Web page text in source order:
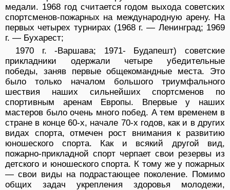
медали. 1968 год считается годом выхода советских
спортсменов-пожарных на международную арену. На
первых четырех турнирах (1968 г. — Ленинград; 1969
г. — Бухарест;
1970 г. -Варшава; 1971- Будапешт) советские
прикладники одержали четыре убедительные
победы, заняв первые общекомандные места. Это
было только началом большого триумфального
шествия наших сильнейших спортсменов по
спортивным аренам Европы. Впервые у наших
мастеров было очень много побед. А тем временем в
стране в конце 60-х, начале 70-х годов, как и в других
видах спорта, отмечен рост внимания к развитию
юношеского спорта. Как и всякий другой вид,
пожарно-прикладной спорт черпает свои резервы из
детского и юношеского спорта. К тому же у пожарных
— свои виды на подрастающее поколение. Помимо
общих задач укрепления здоровья молодежи,